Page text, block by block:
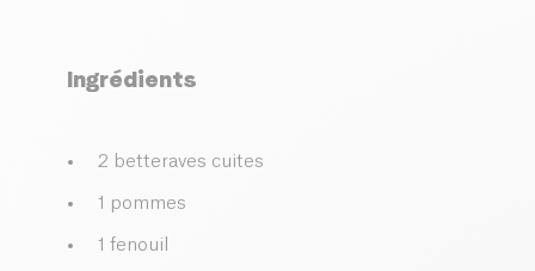
Ingrédients
2 betteraves cuites
1 pommes
1 fenouil